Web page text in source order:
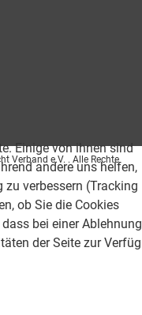
Verband e.V. . Alle Rechte
Einige von ihnen sind
andere uns helfen,
verbessern (Tracking
ob Sie die Cookies
bei einer Ablehnung
der Seite zur